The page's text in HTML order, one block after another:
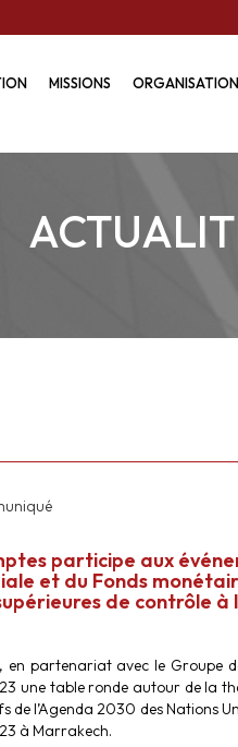
MISSIONS ORGANISATION
participe aux
et du Fonds
de contrôle
en partenariat avec le Groupe
une table ronde autour de la
de l’Agenda 2030 des Nations
à Marrakech.